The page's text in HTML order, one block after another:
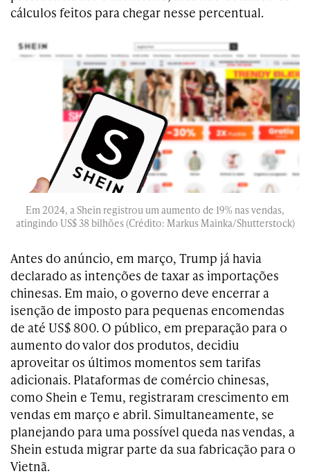
cálculos feitos para chegar nesse percentual.
Em 2024, a Shein registrou um aumento de 19% nas vendas,
atingindo US$ 38 bilhões (Crédito: Markus Mainka/Shutterstock)
Antes do anúncio, em março, Trump já havia
declarado as intenções de taxar as importações
chinesas. Em maio, o governo deve encerrar a
isenção de imposto para pequenas encomendas
de até US$ 800. O público, em preparação para o
aumento do valor dos produtos, decidiu
aproveitar os últimos momentos sem tarifas
adicionais. Plataformas de comércio chinesas,
como Shein e Temu, registraram crescimento em
vendas em março e abril. Simultaneamente, se
planejando para uma possível queda nas vendas, a
Shein estuda migrar parte da sua fabricação para o
Vietnã.